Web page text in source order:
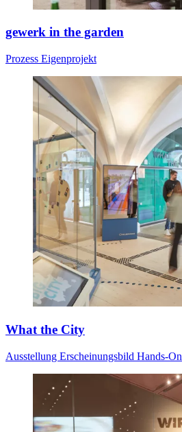
gewerk in the garden
Prozess Eigenprojekt
What the City
Ausstellung Erscheinungsbild Hands-On